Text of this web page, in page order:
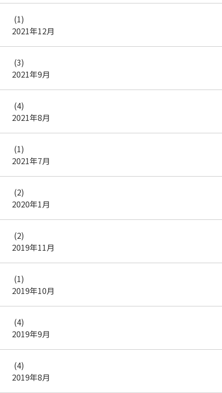
2021年12月
(1)
2021年9月
(3)
2021年8月
(4)
2021年7月
(1)
2020年1月
(2)
2019年11月
(2)
2019年10月
(1)
2019年9月
(4)
2019年8月
(4)